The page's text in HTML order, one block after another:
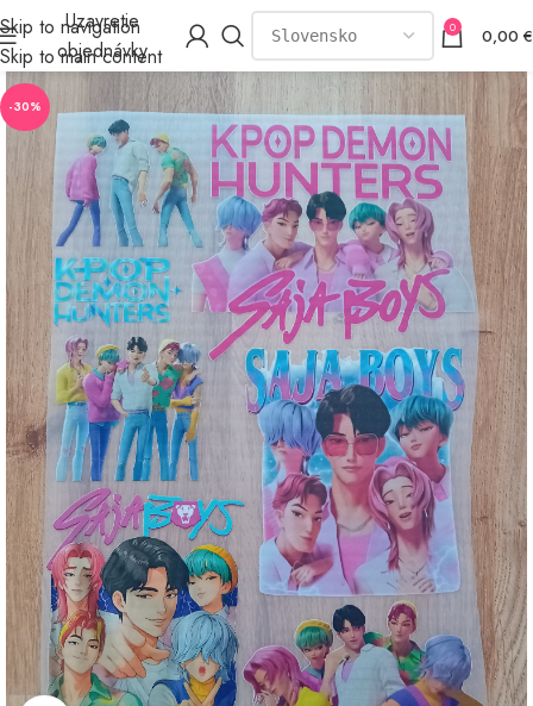
Skip to navigation
Skip to main content
Uzavretie
objednávky
0 0,00 €
-30%